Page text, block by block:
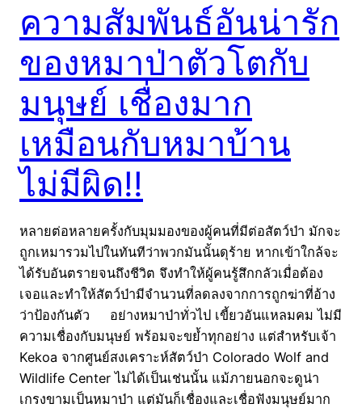
ความสัมพันธ์อันน่ารัก
ของหมาป่าตัวโตกับ
มนุษย์ เชื่องมาก
เหมือนกับหมาบ้าน
ไม่มีผิด!!
หลายต่อหลายครั้งกับมุมมองของผู้คนที่มีต่อสัตว์ป่า มักจะ
ถูกเหมารวมไปในทันทีว่าพวกมันนั้นดุร้าย หากเข้าใกล้จะ
ได้รับอันตรายจนถึงชีวิต จึงทำให้ผู้คนรู้สึกกลัวเมื่อต้อง
เจอและทำให้สัตว์ป่ามีจำนวนที่ลดลงจากการถูกฆ่าที่อ้าง
ว่าป้องกันตัว อย่างหมาป่าทั่วไป เขี้ยวอันแหลมคม ไม่มี
ความเชื่องกับมนุษย์ พร้อมจะขย้ำทุกอย่าง แต่สำหรับเจ้า
Kekoa จากศูนย์สงเคราะห์สัตว์ป่า Colorado Wolf and
Wildlife Center ไม่ได้เป็นเช่นนั้น แม้ภายนอกจะดูน่า
เกรงขามเป็นหมาป่า แต่มันก็เชื่องและเชื่อฟังมนุษย์มาก